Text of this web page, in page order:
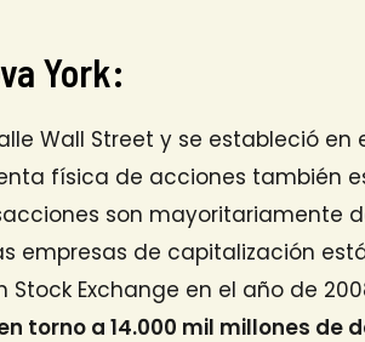
York:
Wall Street y se estableció en
física de acciones también
son mayoritariamente
empresas de capitalización
Exchange en el año de
torno a 14.000 mil millones de